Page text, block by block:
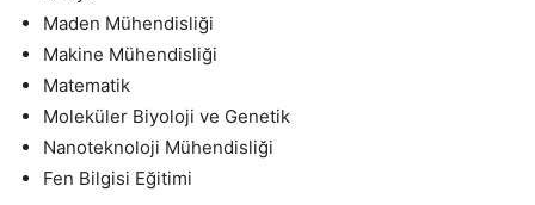
Maden Mühendisliği
Makine Mühendisliği
Matematik
Moleküler Biyoloji ve Genetik
Nanoteknoloji Mühendisliği
Fen Bilgisi Eğitimi